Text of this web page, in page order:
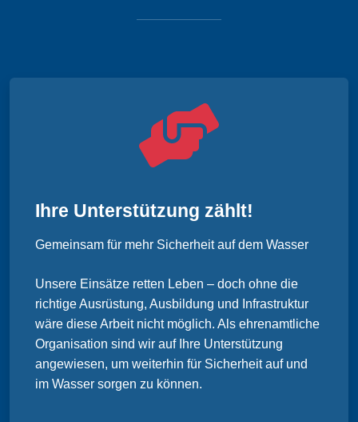
Ihre Unterstützung zählt!
Gemeinsam für mehr Sicherheit auf dem Wasser
Unsere Einsätze retten Leben – doch ohne die
richtige Ausrüstung, Ausbildung und Infrastruktur
wäre diese Arbeit nicht möglich. Als ehrenamtliche
Organisation sind wir auf Ihre Unterstützung
angewiesen, um weiterhin für Sicherheit auf und
im Wasser sorgen zu können.